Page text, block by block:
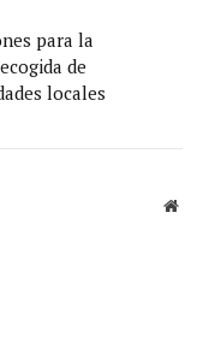
para la
de
locales
Sitio